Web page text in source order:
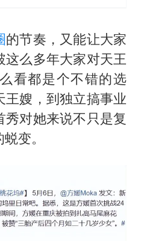
的节奏，又能让大家
么多年大家对天王
看都是个不错的选
嫂，到独立搞事业
对她来说不只是复
变。